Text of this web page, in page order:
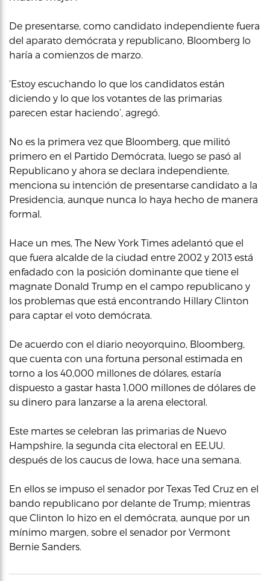
De presentarse, como candidato independiente fuera
del aparato demócrata y republicano, Bloomberg lo
haría a comienzos de marzo.
‘Estoy escuchando lo que los candidatos están
diciendo y lo que los votantes de las primarias
parecen estar haciendo’, agregó.
No es la primera vez que Bloomberg, que militó
primero en el Partido Demócrata, luego se pasó al
Republicano y ahora se declara independiente,
menciona su intención de presentarse candidato a la
Presidencia, aunque nunca lo haya hecho de manera
formal.
Hace un mes, The New York Times adelantó que el
que fuera alcalde de la ciudad entre 2002 y 2013 está
enfadado con la posición dominante que tiene el
magnate Donald Trump en el campo republicano y
los problemas que está encontrando Hillary Clinton
para captar el voto demócrata.
De acuerdo con el diario neoyorquino, Bloomberg,
que cuenta con una fortuna personal estimada en
torno a los 40,000 millones de dólares, estaría
dispuesto a gastar hasta 1,000 millones de dólares de
su dinero para lanzarse a la arena electoral.
Este martes se celebran las primarias de Nuevo
Hampshire, la segunda cita electoral en EE.UU.
después de los caucus de Iowa, hace una semana.
En ellos se impuso el senador por Texas Ted Cruz en el
bando republicano por delante de Trump; mientras
que Clinton lo hizo en el demócrata, aunque por un
mínimo margen, sobre el senador por Vermont
Bernie Sanders.